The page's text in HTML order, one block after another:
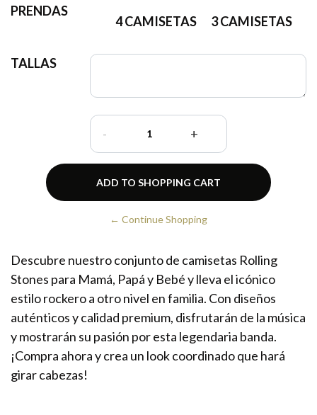
PRENDAS
3 CAMISETAS
4 CAMISETAS
TALLAS
- +
← Continue Shopping
Descubre nuestro conjunto de camisetas Rolling
Stones para Mamá, Papá y Bebé y lleva el icónico
estilo rockero a otro nivel en familia. Con diseños
auténticos y calidad premium, disfrutarán de la música
y mostrarán su pasión por esta legendaria banda.
¡Compra ahora y crea un look coordinado que hará
girar cabezas!